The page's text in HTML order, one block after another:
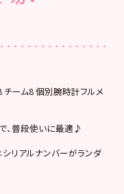
チーム8 個別腕時計フルメ
、普段使いに最適♪
リアルナンバーがランダ